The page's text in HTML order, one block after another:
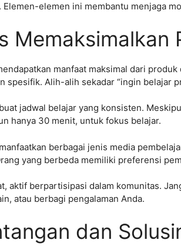
Elemen-elemen ini membantu menjaga
Memaksimalkan
manfaat maksimal dari
spesifik. Alih-alih sekadar “ingin belajar
jadwal belajar yang konsisten.
hanya 30 menit, untuk fokus belajar.
berbagai jenis media
yang berbeda memiliki preferensi
aktif berpartisipasi dalam komunitas.
atau berbagi pengalaman Anda.
dan